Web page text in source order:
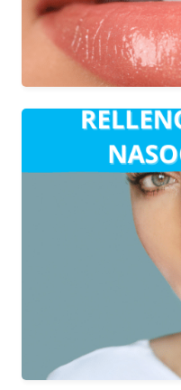
Aportación
Es la línea que
la boca y